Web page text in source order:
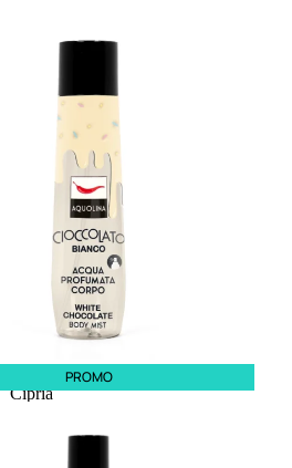
MAKE UP
Base/ Primer Occhi
Base/ Primer Viso
Palette E Cofanetti Occhi
Palette E Cofanetti Viso
Fondotinta
Cipria
Terre Abbronzanti
PROMO